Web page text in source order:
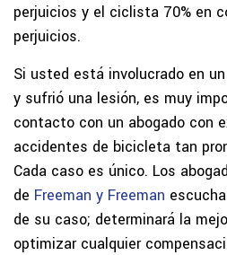
perjuicios y el ciclista 70% en
perjuicios.
Si usted está involucrado en
y sufrió una lesión, es muy
contacto con un abogado con
accidentes de bicicleta tan
Cada caso es único. Los
de Freeman y Freeman
de su caso; determinará la
optimizar cualquier